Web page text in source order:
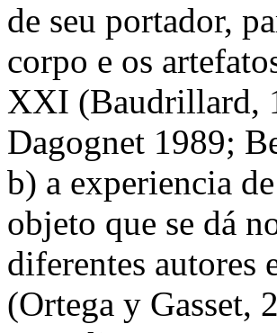
de seu portador,
corpo e os
XXI (Baudrillard,
Dagognet 1989;
b) a experiencia
objeto que se dá
diferentes autores
(Ortega y Gasset,